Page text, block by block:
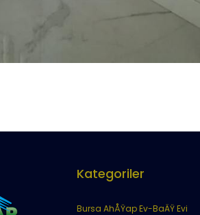
Kategoriler
Bursa AhÅŸap Ev-BaÄŸ Evi